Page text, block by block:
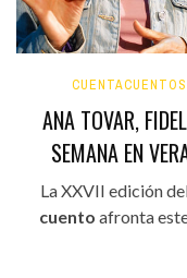
CUENTACUENTOS
ANA TOVAR,
SEMANA EN
La XXVII edición
cuento afronta